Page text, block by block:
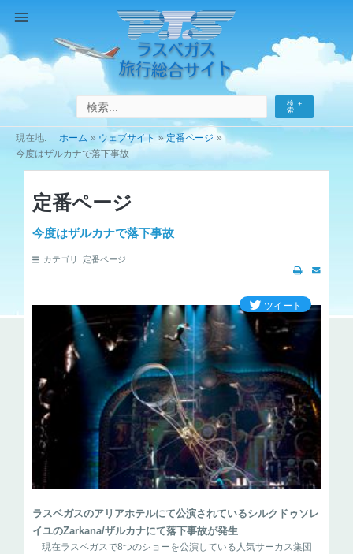
テ
ン
キ
Menu
検
索
ホーム ウェブサイト
定番ページ
今度はザルカナで落下事故
定番ページ
今度はザルカナで落下事故
カテゴリ: 定番ページ
ラスベガスのアリアホテルにて公演されているシルクドゥソレ
イユのZarkana/ザルカナにて落下事故が発生
現在ラスベガスで8つのショーを公演している人気サーカス集団
ツイート